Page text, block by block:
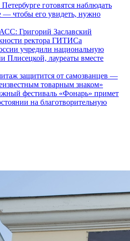
готовятся наблюдать
— чтобы его увидеть, нужно
Григорий Заславский
ректора ГИТИСа
учредили национальную
лауреаты вместе
защитится от самозванцев —
товарным знаком»
фестиваль «Фонарь» примет
на благотворительную